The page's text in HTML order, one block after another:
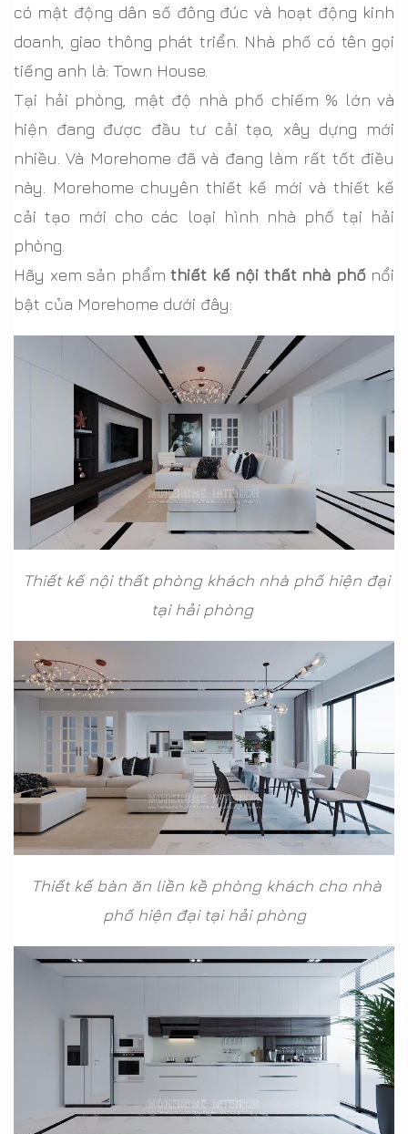
có mật động dân số đông đúc và hoạt động kinh
doanh, giao thông phát triển. Nhà phố có tên gọi
tiếng anh là: Town House.
Tại hải phòng, mật độ nhà phố chiếm % lớn và
hiện đang được đầu tư cải tạo, xây dựng mới
nhiều. Và Morehome đã và đang làm rất tốt điều
này. Morehome chuyên thiết kế mới và thiết kế
cải tạo mới cho các loại hình nhà phố tại hải
phòng.
Hãy xem sản phẩm thiết kế nội thất nhà phốnổi
bật của Morehome dưới đây:
Thiết kế nội thất phòng khách nhà phố hiện đại
tại hải phòng
Thiết kế bàn ăn liền kề phòng khách cho nhà
phố hiện đại tại hải phòng